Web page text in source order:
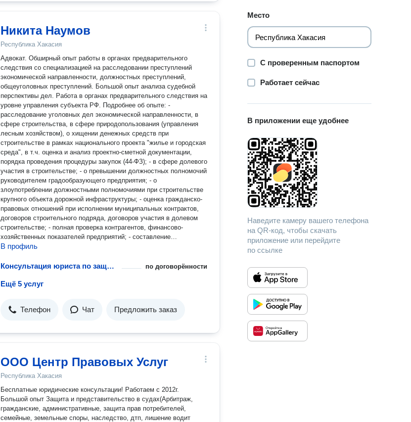
Никита Наумов
Республика Хакасия
Адвокат. Обширный опыт работы в органах предварительного
следствия со специализацией на расследовании преступлений
экономической направленности, должностных преступлений,
общеуголовных преступлений. Большой опыт анализа судебной
перспективы дел. Работа в органах предварительного следствия на
уровне управления субъекта РФ. Подробнее об опыте: -
расследование уголовных дел экономической направленности, в
сфере строительства, в сфере природопользования (управления
лесным хозяйством), о хищении денежных средств при
строительстве в рамках национального проекта "жилье и городская
среда", в т.ч. оценка и анализ проектно-сметной документации,
порядка проведения процедуры закупок (44-ФЗ); - в сфере долевого
участия в строительстве; - о превышении должностных полномочий
руководителем градообразующего предприятия; - о
злоупотреблении должностными полномочиями при строительстве
крупного объекта дорожной инфраструктуры; - оценка гражданско-
правовых отношений при исполнении муниципальных контрактов,
договоров строительного подряда, договоров участия в долевом
строительстве; - полная проверка контрагентов, финансово-
хозяйственных показателей предприятий; - составление
документов, содержащих оценку действий лиц, документации,
банковской сфере; - организация взаимодействия между органами
методик расследования отдельных видов преступлений.
В профиль
Консультация юриста по защите интеллектуальных прав по договорённости
Ещё 5 услуг
Телефон Чат Предложить заказ
ООО Центр Правовых Услуг
Республика Хакасия
Бесплатные юридические консультации! Работаем с 2012г.
Большой опыт Защита и представительство в судах(Арбитраж,
гражданские, административные, защита прав потребителей,
семейные, земельные споры, наследство, дтп, лишение водит
Место
С проверенным паспортом
Работает сейчас
В приложении еще удобнее
Наведите камеру вашего телефона
на QR-код, чтобы скачать
приложение или перейдите
по ссылке